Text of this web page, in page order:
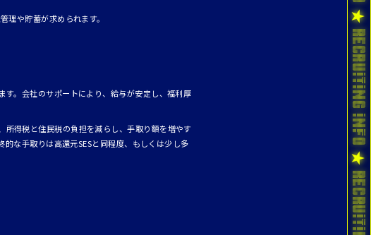
理や貯蓄が求められます。
。会社のサポートにより、給与が安定し、福利厚
得税と住民税の負担を減らし、手取り額を増やす
な手取りは高還元SESと同程度、もしくは少し多